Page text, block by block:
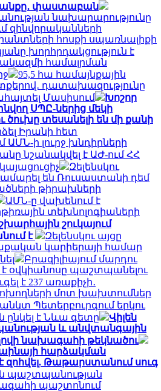
փաստաբան
նախարարությունը
զինվորականների
հոսքի սպառնալիքի
խորհրդակցություն է
համալրման
95,5 հա համայնքային
դատախազությունը
Մասիսում
Խոշոր
ՍՊԸ-ներից մեկի
ծուխը տեսանելի են մի քանի
Իրանի հետ
ԱՄՆ-ի լուրջ խնդիրների
նշանակվել է ԱԺ-ում ՀՀ
Զելենսկու
են Ռուսաստանի դեմ
թիրախների
ԱՄՆ-ը վախենում է
տեխնոլոգիաների
շուկայում
է
Զելենսկու այցը
կարիերայի համար
Բրազիլիայում մարդու
օվկիանոսը պաշտպանելու
է 237 առաքիչի․
մոտ խախտումներ
Պետերբուրգում երկու
ընկել է Նևա գետը
Վիլեն
և անվտանգային
նախագահի թեկնածու
հարձակման
զոհվել. Թաթարստանում սուգ
պաշտպանության
պաշտոնում